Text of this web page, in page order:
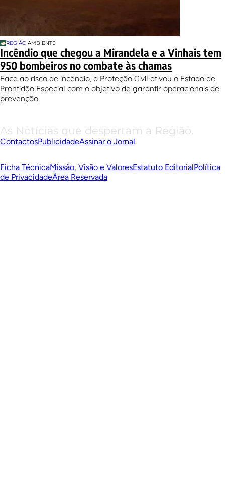
REGIÃO•AMBIENTE
Incêndio que chegou a Mirandela e a Vinhais tem
950 bombeiros no combate às chamas
Face ao risco de incêndio, a Proteção Civil ativou o Estado de
Prontidão Especial com o objetivo de garantir operacionais de
prevenção
As Notícias que despertam a Região.
ContactosPublicidadeAssinar o Jornal
Ficha TécnicaMissão, Visão e ValoresEstatuto EditorialPolítica
de PrivacidadeÁrea Reservada